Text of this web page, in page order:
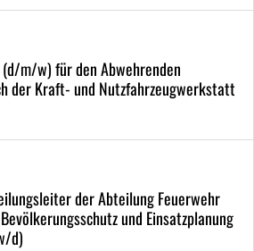
m/w) für den Abwehrenden
der Kraft- und Nutzfahrzeugwerkstatt
der Abteilung Feuerwehr
und Einsatzplanung
d)